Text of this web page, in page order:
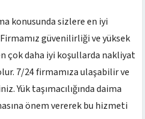
konusunda sizlere en iyi
güvenilirliği ve yüksek
çok daha iyi koşullarda nakliyat
7/24 firmamıza ulaşabilir ve
Yük taşımacılığında daima
önem vererek bu hizmeti